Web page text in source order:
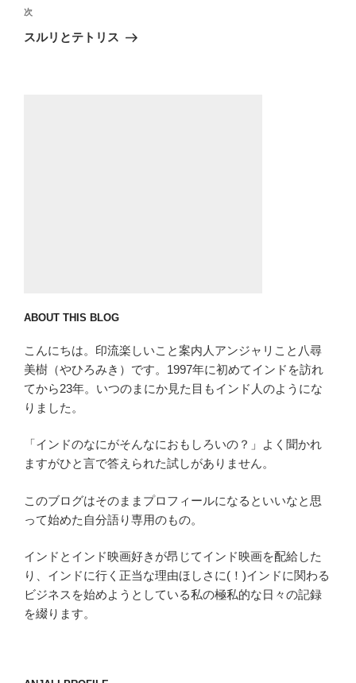
ビ
ゲ
投
次
の
次
スルリとテトリス
ABOUT THIS BLOG
こんにちは。印流楽しいこと案内人アンジャリこと八尋
美樹（やひろみき）です。1997年に初めてインドを訪れ
てから23年。いつのまにか見た目もインド人のようにな
りました。
「インドのなにがそんなにおもしろいの？」よく聞かれ
ますがひと言で答えられた試しがありません。
このブログはそのままプロフィールになるといいなと思
って始めた自分語り専用のもの。
インドとインド映画好きが昂じてインド映画を配給した
り、インドに行く正当な理由ほしさに(！)インドに関わる
ビジネスを始めようとしている私の極私的な日々の記録
を綴ります。